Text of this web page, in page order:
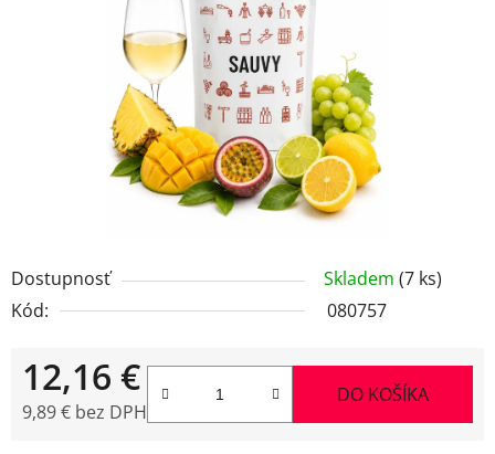
Dostupnosť Skladem (7 ks)
Kód:
080757
12,16 €
9,89 € bez DPH
DO KOŠÍKA